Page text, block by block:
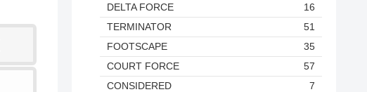
DELTA FORCE
16
TERMINATOR
51
FOOTSCAPE
35
COURT FORCE
57
CONSIDERED
7